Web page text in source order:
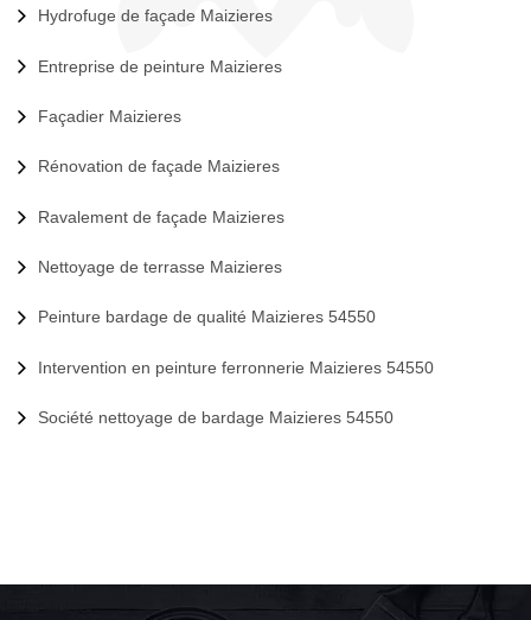
Hydrofuge de façade Maizieres
Entreprise de peinture Maizieres
Façadier Maizieres
Rénovation de façade Maizieres
Ravalement de façade Maizieres
Nettoyage de terrasse Maizieres
Peinture bardage de qualité Maizieres 54550
Intervention en peinture ferronnerie Maizieres 54550
Société nettoyage de bardage Maizieres 54550